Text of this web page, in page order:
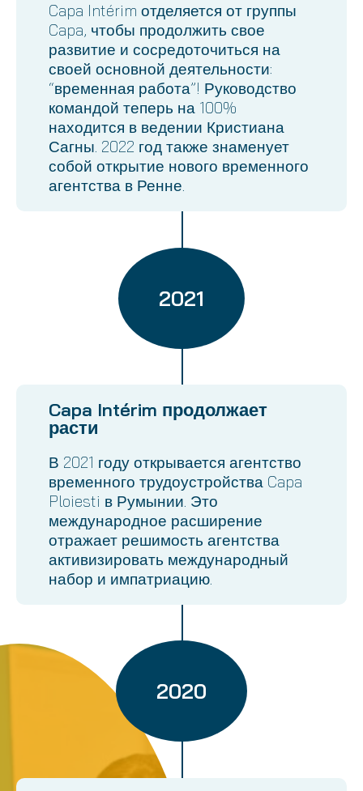
Capa Intérim отделяется от группы
Capa, чтобы продолжить свое
развитие и сосредоточиться на
своей основной деятельности:
“временная работа”! Руководство
командой теперь на 100%
находится в ведении Кристиана
Сагны. 2022 год также знаменует
собой открытие нового временного
агентства в Ренне.
2021
Capa Intérim продолжает
расти
В 2021 году открывается агентство
временного трудоустройства Capa
Ploiesti в Румынии. Это
международное расширение
отражает решимость агентства
активизировать международный
набор и импатриацию.
2020